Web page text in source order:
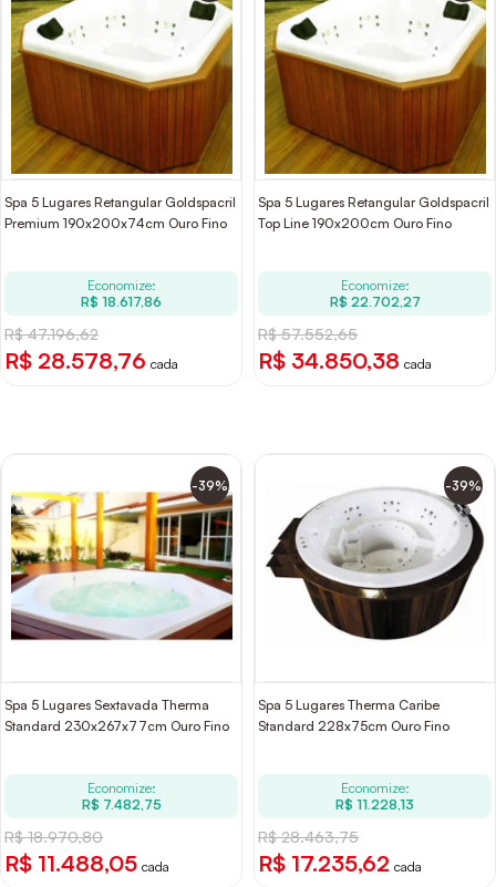
Spa 5 Lugares Retangular Goldspacril
Premium 190x200x74cm Ouro Fino
Economize:
R$ 18.617,86
R$ 47.196,62
R$ 28.578,76 cada
Spa 5 Lugares Retangular Goldspacril
Top Line 190x200cm Ouro Fino
Economize:
R$ 22.702,27
R$ 57.552,65
R$ 34.850,38 cada
-39%
Spa 5 Lugares Sextavada Therma
Standard 230x267x77cm Ouro Fino
Economize:
R$ 7.482,75
R$ 18.970,80
R$ 11.488,05 cada
-39%
Spa 5 Lugares Therma Caribe
Standard 228x75cm Ouro Fino
Economize:
R$ 11.228,13
R$ 28.463,75
R$ 17.235,62 cada